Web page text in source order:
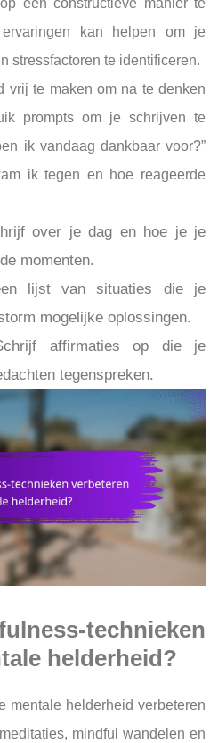
kan helpen om je
stressfactoren te identificeren.
vrij te maken om na te denken
prompts om je schrijven te
ik vandaag dankbaar voor?”
ik tegen en hoe reageerde
over je dag en hoe je je
momenten.
lijst van situaties die je
mogelijke oplossingen.
affirmaties op die je
tegenspreken.
technieken
helderheid?
mentale helderheid verbeteren
mindful wandelen en